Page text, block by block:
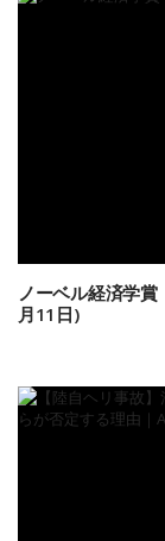
ノーベル経済学
月11日)